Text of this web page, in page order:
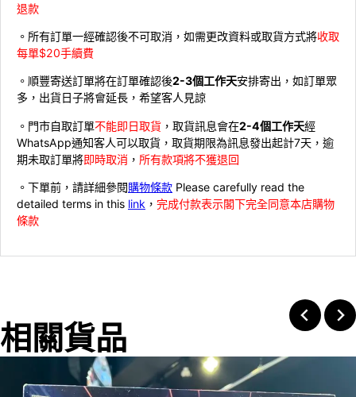
退款
。所有訂單一經確認後不可取消，如需更改資料或取貨方式將收取
每單$20手續費
。順豐寄送訂單將在訂單確認後2-3個工作天安排寄出，如訂單眾
多，出貨日子將會延長，希望客人見諒
。門市自取訂單不能即日取貨 ，取貨訊息會在2-4個工作天經
WhatsApp通知客人可以取貨，取貨期限為訊息發出起計7天，逾
期未取訂單將即時取消 ， 所有款項將不獲退回
。下單前，請詳細參閱購物條款 Please carefully read the
detailed terms in this link ， 完成付款表示閣下完全同意本店購物
條款
相關貨品